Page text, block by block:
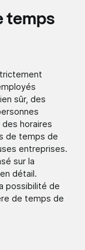
temps
sûr, des
horaires
de temps de
entreprises.
sur la
détail.
possibilité de
de temps de